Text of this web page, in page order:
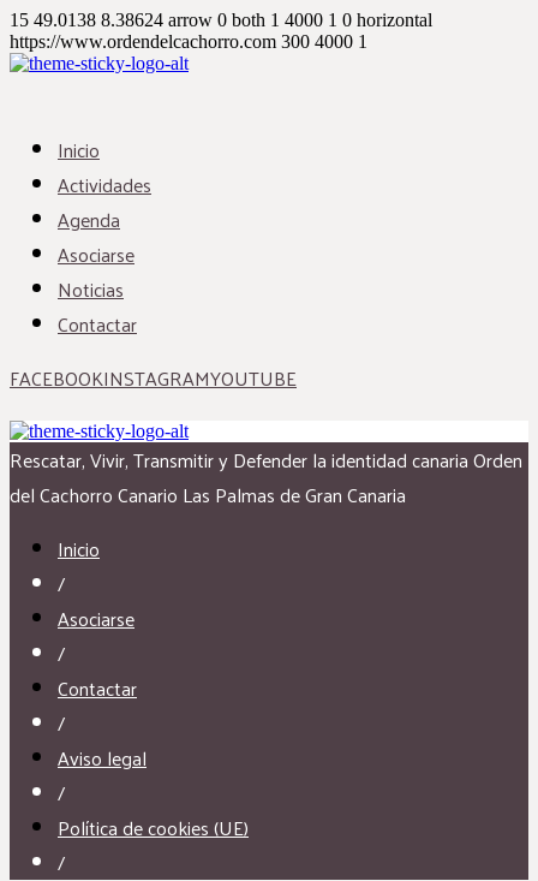
15 49.0138 8.38624 arrow 0 both 1 4000 1 0 horizontal
https://www.ordendelcachorro.com 300 4000 1
Inicio
Actividades
Agenda
Asociarse
Noticias
Contactar
FACEBOOKINSTAGRAMYOUTUBE
Rescatar, Vivir, Transmitir y Defender la identidad canariaOrden
del Cachorro Canario Las Palmas de Gran Canaria
Inicio
/
Asociarse
/
Contactar
/
Aviso legal
/
Política de cookies (UE)
/